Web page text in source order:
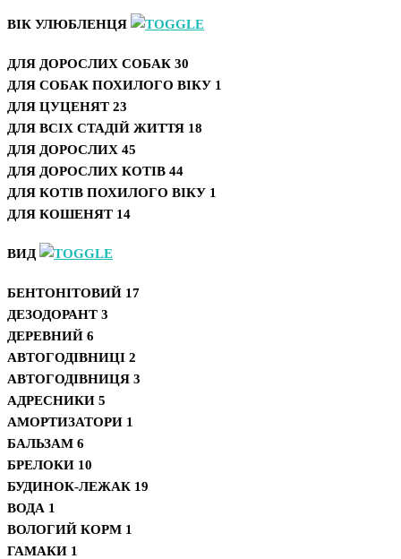
ВІК УЛЮБЛЕНЦЯ
ДЛЯ ДОРОСЛИХ СОБАК 30
ДЛЯ СОБАК ПОХИЛОГО ВІКУ 1
ДЛЯ ЦУЦЕНЯТ 23
ДЛЯ ВСІХ СТАДІЙ ЖИТТЯ 18
ДЛЯ ДОРОСЛИХ 45
ДЛЯ ДОРОСЛИХ КОТІВ 44
ДЛЯ КОТІВ ПОХИЛОГО ВІКУ 1
ДЛЯ КОШЕНЯТ 14
ВИД
БЕНТОНІТОВИЙ 17
ДЕЗОДОРАНТ 3
ДЕРЕВНИЙ 6
АВТОГОДІВНИЦІ 2
АВТОГОДІВНИЦЯ 3
АДРЕСНИКИ 5
АМОРТИЗАТОРИ 1
БАЛЬЗАМ 6
БРЕЛОКИ 10
БУДИНОК-ЛЕЖАК 19
ВОДА 1
ВОЛОГИЙ КОРМ 1
ГАМАКИ 1